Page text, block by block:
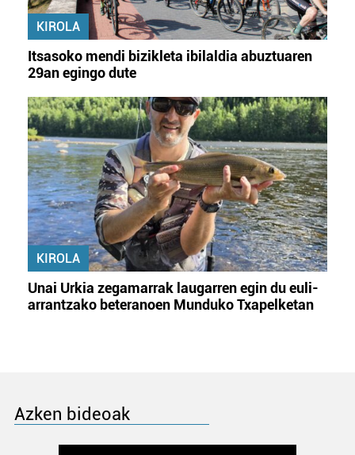
KIROLA
Itsasoko mendi bizikleta ibilaldia abuztuaren
29an egingo dute
KIROLA
Unai Urkia zegamarrak laugarren egin du euli-
arrantzako beteranoen Munduko Txapelketan
Azken bideoak